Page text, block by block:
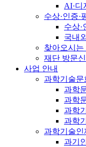
AI·디
수상·인증·
수상·
국내
찾아오시는
재단 방문
사업 안내
과학기술문
과학
과학
과학
과학
과학기술인
과기